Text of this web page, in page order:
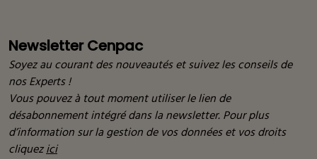
Newsletter Cenpac
Soyez au courant des nouveautés et suivez les conseils de
nos Experts !
Vous pouvez à tout moment utiliser le lien de
désabonnement intégré dans la newsletter. Pour plus
d’information sur la gestion de vos données et vos droits
cliquezici